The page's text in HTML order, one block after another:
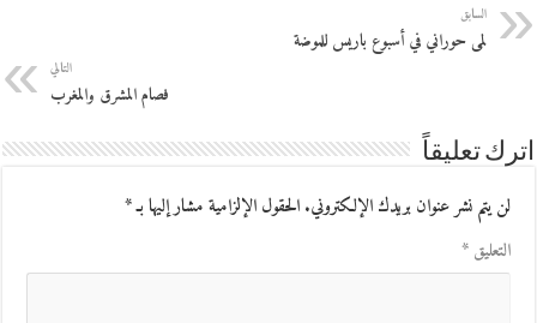
السابق
لمى حوراني في أسبوع باريس للموضة
التالي
فصام المشرق والمغرب
اترك تعليقاً
لن يتم نشر عنوان بريدك الإلكتروني.الحقول الإلزامية مشار إليها بـ*
التعليق*